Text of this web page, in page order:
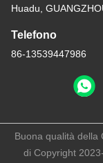
Huadu,
Telefono
86-13539447986
Buona qualità
di Copyright